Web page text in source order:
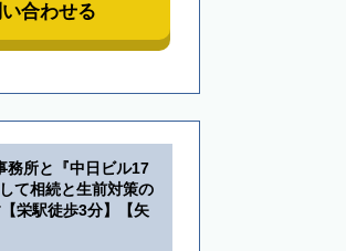
合わせる
務所と『中日ビル17
て相続と生前対策の
栄駅徒歩3分】【矢